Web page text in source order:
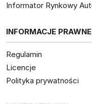
Informator Rynkowy
INFORMACJE PRAWNE
Regulamin
Licencje
Polityka prywatności